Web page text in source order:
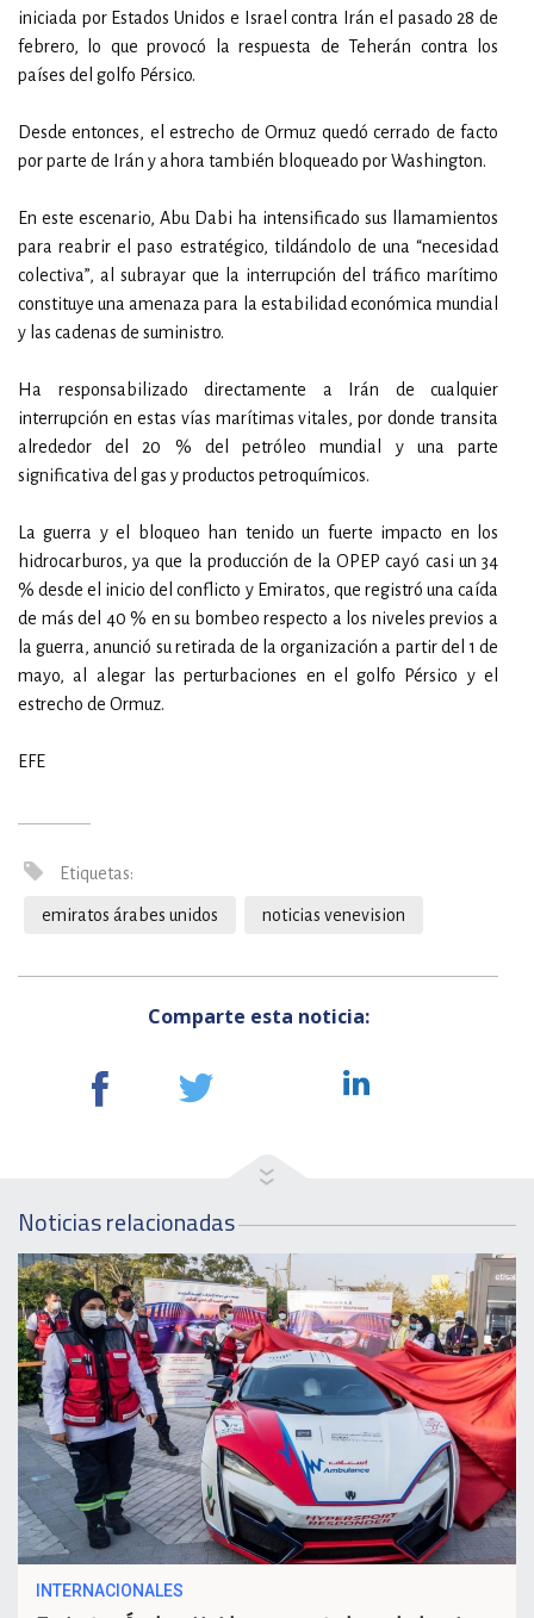
iniciada por Estados Unidos e Israel contra Irán el pasado 28 de
febrero, lo que provocó la respuesta de Teherán contra los
países del golfo Pérsico.
Desde entonces, el estrecho de Ormuz quedó cerrado de facto
por parte de Irán y ahora también bloqueado por Washington.
En este escenario, Abu Dabi ha intensificado sus llamamientos
para reabrir el paso estratégico, tildándolo de una “necesidad
colectiva”, al subrayar que la interrupción del tráfico marítimo
constituye una amenaza para la estabilidad económica mundial
y las cadenas de suministro.
Ha responsabilizado directamente a Irán de cualquier
interrupción en estas vías marítimas vitales, por donde transita
alrededor del 20 % del petróleo mundial y una parte
significativa del gas y productos petroquímicos.
La guerra y el bloqueo han tenido un fuerte impacto en los
hidrocarburos, ya que la producción de la OPEP cayó casi un 34
% desde el inicio del conflicto y Emiratos, que registró una caída
de más del 40 % en su bombeo respecto a los niveles previos a
la guerra, anunció su retirada de la organización a partir del 1 de
mayo, al alegar las perturbaciones en el golfo Pérsico y el
estrecho de Ormuz.
EFE
Etiquetas:
emiratos árabes unidos noticias venevision
Comparte esta noticia:
Noticias relacionadas
INTERNACIONALES